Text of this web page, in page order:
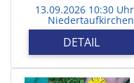
13.09.2026 10:30 Uhr
Niedertaufkirchen
DETAIL